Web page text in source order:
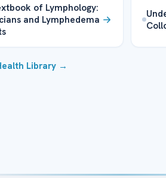
of Lymphology:
and Lymphedema
Library →